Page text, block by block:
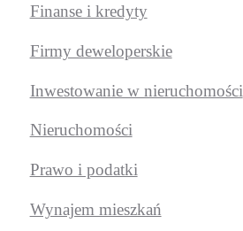
Finanse i kredyty
Firmy deweloperskie
Inwestowanie w nieruchomości
Nieruchomości
Prawo i podatki
Wynajem mieszkań